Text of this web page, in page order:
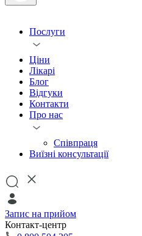
Послуги
Ціни
Лікарі
Блог
Відгуки
Контакти
Про нас
Співпраця
Виїзні консультації
Запис на прийом
Контакт-центр